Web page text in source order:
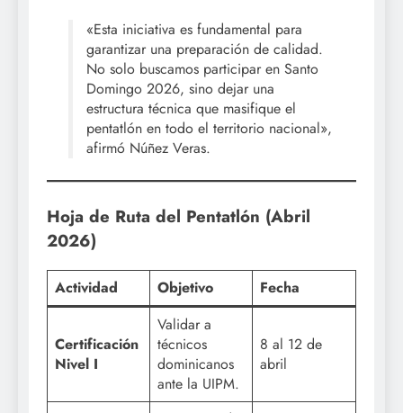
«Esta iniciativa es fundamental para
garantizar una preparación de calidad.
No solo buscamos participar en Santo
Domingo 2026, sino dejar una
estructura técnica que masifique el
pentatlón en todo el territorio nacional»,
afirmó Núñez Veras.
Hoja de Ruta del Pentatlón (Abril
2026)
Actividad Objetivo Fecha
Certificación
Nivel I
Validar a
técnicos
dominicanos
ante la UIPM.
8 al 12 de
abril